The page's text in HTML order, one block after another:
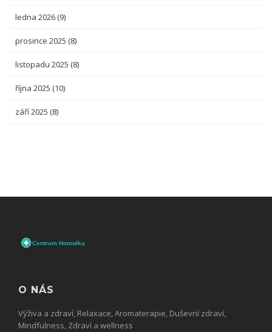
ledna 2026 (9)
prosince 2025 (8)
listopadu 2025 (8)
října 2025 (10)
září 2025 (8)
O NÁS
Výživa a zdraví, Relaxace, Aromaterapie, Duševní zdraví,
Mindfulness, Zdraví a wellness